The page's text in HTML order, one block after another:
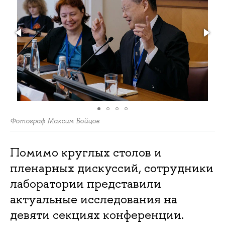
Фотограф Максим Бойцов
Помимо круглых столов и
пленарных дискуссий, сотрудники
лаборатории представили
актуальные исследования на
девяти секциях конференции.